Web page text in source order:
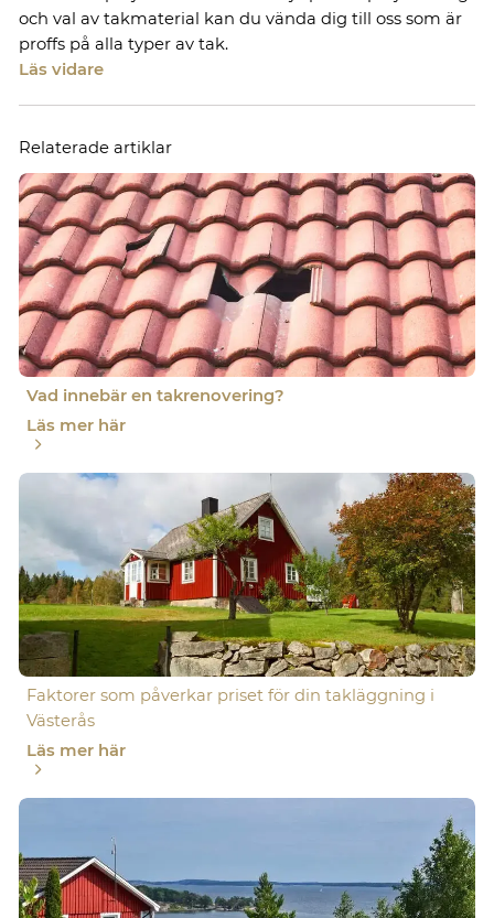
och val av takmaterial kan du vända dig till oss som är
proffs på alla typer av tak.
Läs vidare
Relaterade artiklar
Vad innebär en takrenovering?
Läs mer här
Faktorer som påverkar priset för din takläggning i
Västerås
Läs mer här